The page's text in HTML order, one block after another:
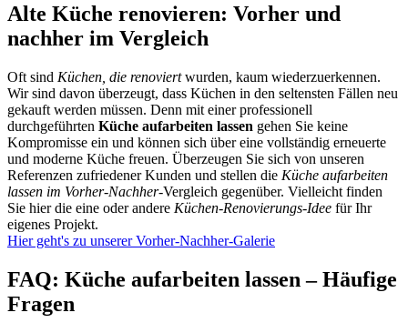
Alte Küche renovieren: Vorher und
nachher im Vergleich
Oft sind Küchen, die renoviertwurden, kaum wiederzuerkennen.
Wir sind davon überzeugt, dass Küchen in den seltensten Fällen neu
gekauft werden müssen. Denn mit einer professionell
durchgeführten Küche aufarbeiten lassen gehen Sie keine
Kompromisse ein und können sich über eine vollständig erneuerte
und moderne Küche freuen. Überzeugen Sie sich von unseren
Referenzen zufriedener Kunden und stellen die Küche aufarbeiten
lassen im Vorher-Nachher-Vergleich gegenüber. Vielleicht finden
Sie hier die eine oder andere Küchen-Renovierungs-Idee für Ihr
eigenes Projekt.
Hier geht's zu unserer Vorher-Nachher-Galerie
FAQ: Küche aufarbeiten lassen – Häufige
Fragen